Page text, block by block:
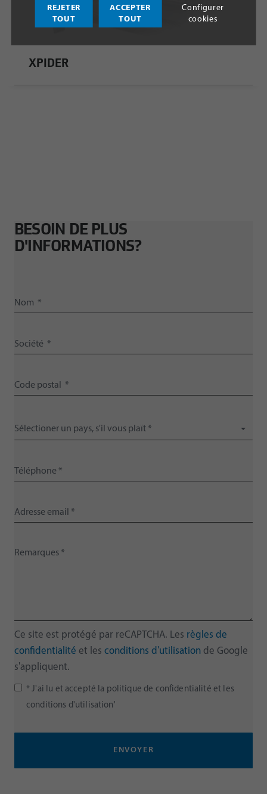
XPIDER
BESOIN DE PLUS
D'INFORMATIONS?
Sélectioner un pays, s'il vous plaït *
Ce site est protégé par reCAPTCHA. Les règles de
confidentialité et les conditions d'utilisation de Google
s'appliquent.
* J'ai lu et accepté la politique de confidentialité et les
conditions d'utilisation'
ENVOYER
REJETER
TOUT
ACCEPTER
TOUT
Configurer
cookies